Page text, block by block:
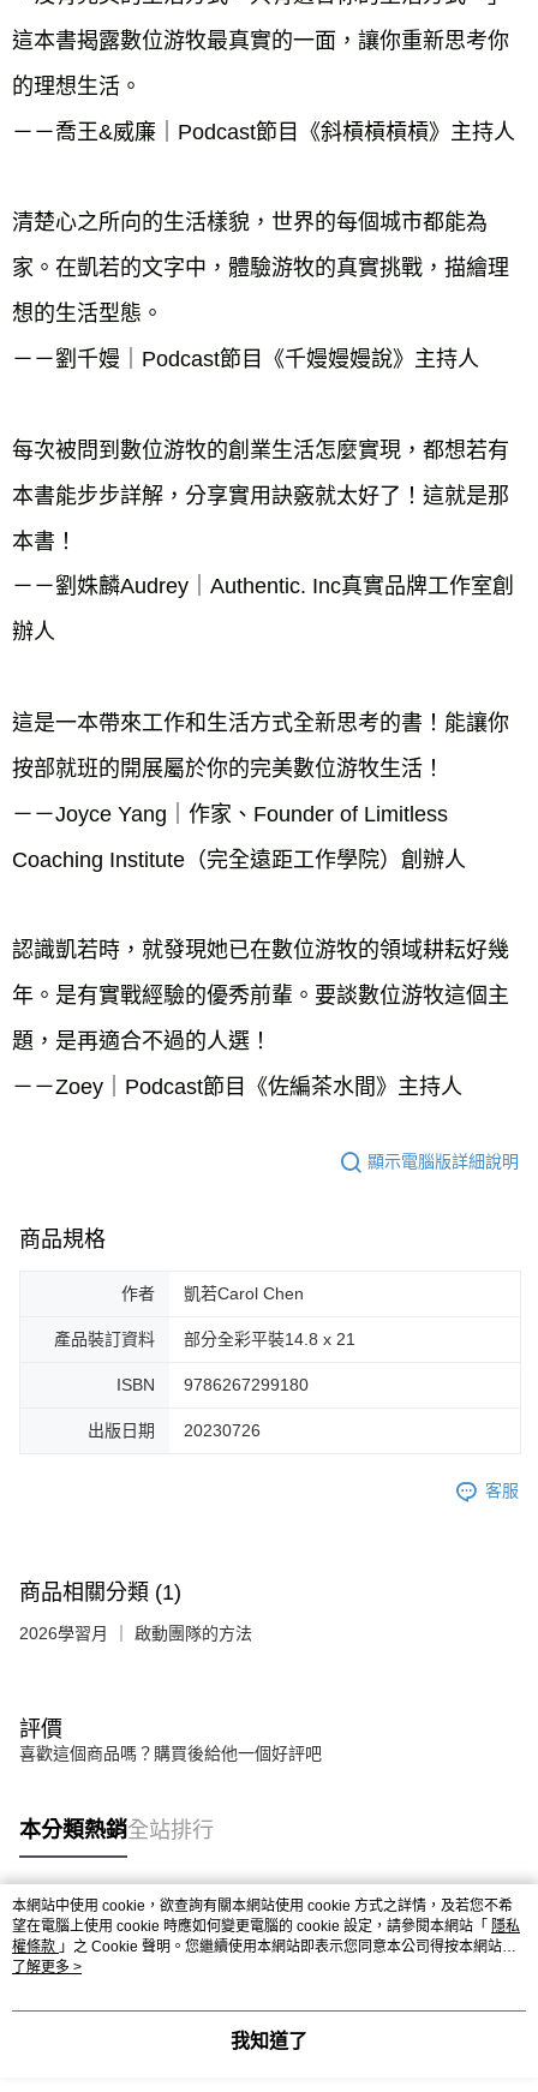
這本書揭露數位游牧最真實的一面，讓你重新思考你
的理想生活。
－－喬王&威廉｜Podcast節目《斜槓槓槓槓》主持人
清楚心之所向的生活樣貌，世界的每個城市都能為
家。在凱若的文字中，體驗游牧的真實挑戰，描繪理
想的生活型態。
－－劉千嫚｜Podcast節目《千嫚嫚嫚說》主持人
每次被問到數位游牧的創業生活怎麼實現，都想若有
本書能步步詳解，分享實用訣竅就太好了！這就是那
本書！
－－劉姝麟Audrey｜Authentic. Inc真實品牌工作室創
辦人
這是一本帶來工作和生活方式全新思考的書！能讓你
按部就班的開展屬於你的完美數位游牧生活！
－－Joyce Yang｜作家、Founder of Limitless
Coaching Institute（完全遠距工作學院）創辦人
認識凱若時，就發現她已在數位游牧的領域耕耘好幾
年。是有實戰經驗的優秀前輩。要談數位游牧這個主
題，是再適合不過的人選！
－－Zoey｜Podcast節目《佐編茶水間》主持人
顯示電腦版詳細說明
商品規格
作者 凱若Carol Chen
產品裝訂資料 部分全彩平裝14.8 x 21
ISBN 9786267299180
出版日期 20230726
客服
商品相關分類 (1)
2026學習月 ｜ 啟動團隊的方法
評價
喜歡這個商品嗎？購買後給他一個好評吧
本分類熱銷全站排行
熱門標籤
本網站中使用 cookie，欲查詢有關本網站使用 cookie 方式之詳情，及若您不希
望在電腦上使用 cookie 時應如何變更電腦的 cookie 設定，請參閱本網站「 隱私
權條款 」之 Cookie 聲明。您繼續使用本網站即表示您同意本公司得按本網站使
用條款之 Cookie 聲明使用 cookie。
了解更多 >
我知道了